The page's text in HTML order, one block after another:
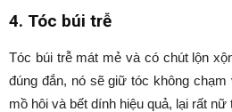
4. Tóc búi trễ
Tóc búi trễ mát mẻ và có chút lộn
đúng đắn, nó sẽ giữ tóc không
mồ hôi và bết dính hiệu quả, lại rất nữ